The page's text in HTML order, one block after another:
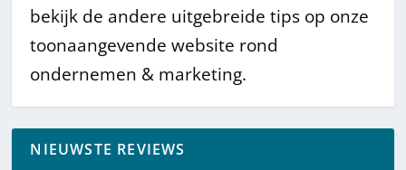
bekijk de andere uitgebreide tips op onze
toonaangevende website rond
ondernemen & marketing.
NIEUWSTE REVIEWS